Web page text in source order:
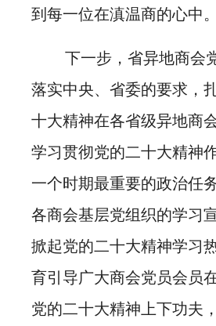
到每一位在滇温商的心中。
下一步，省异地商会
落实中央、省委的要求，
十大精神在各省级异地商
学习贯彻党的二十大精神
一个时期最重要的政治任
各商会基层党组织的学习
掀起党的二十大精神学习
育引导广大商会党员会员
党的二十大精神上下功夫